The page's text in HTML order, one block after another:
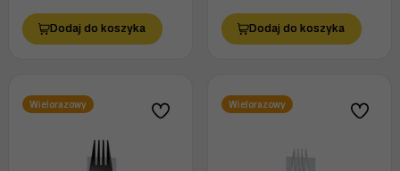
Dodaj do koszyka Dodaj do koszyka
Wielorazowy Wielorazowy